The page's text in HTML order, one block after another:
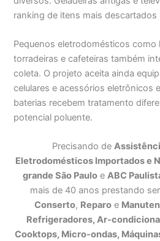
ranking de itens mais descartados
Pequenos eletrodomésticos como
torradeiras e cafeteiras também
coleta. O projeto aceita ainda
celulares e acessórios eletrônicos
baterias recebem tratamento
potencial poluente.
Precisando de
Eletrodomésticos Importados e
grande São Paulo e ABC
mais de 40 anos prestando
Conserto, Reparo e
Refrigeradores, Ar-
Cooktops, Micro-ondas,